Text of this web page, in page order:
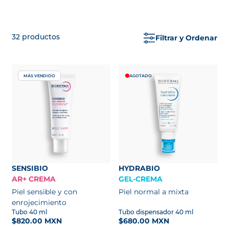
32 productos Filtrar y Ordenar
MÁS VENDIDO
SENSIBIO
AR+ CREMA
Piel sensible y con
enrojecimiento
Tubo 40 ml
$820.00 MXN
AGOTADO
HYDRABIO
GEL-CREMA
Piel normal a mixta
Tubo dispensador 40 ml
$680.00 MXN